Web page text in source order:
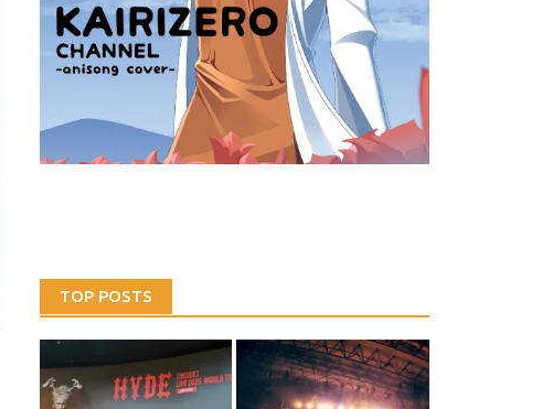
TOP POSTS